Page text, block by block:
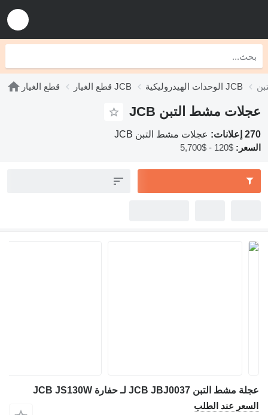
قطع الغيار قطع الغيار JCB الوحدات الهيدروليكية JCB
عجلات مشط التبن JCB
270 إعلانات:
عجلات مشط التبن JCB
السعر: $120 - $5,700
عجلة مشط التبن JCB JBJ0037 لـ حفارة JCB JS130W
السعر عند الطلب